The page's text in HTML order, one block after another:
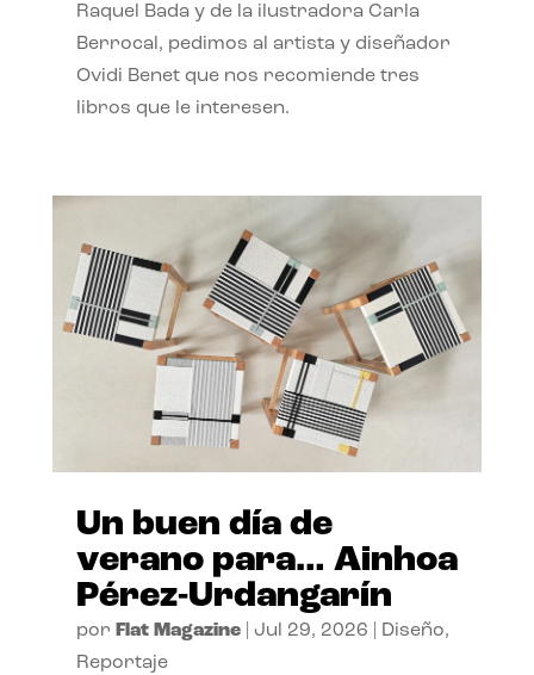
Raquel Bada y de la ilustradora Carla
Berrocal, pedimos al artista y diseñador
Ovidi Benet que nos recomiende tres
libros que le interesen.
Un buen día de
verano para… Ainhoa
Pérez-Urdangarín
por Flat Magazine| Jul 29, 2026 Diseño,
Reportaje